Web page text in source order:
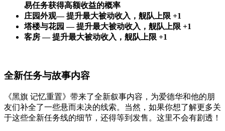
易任务获得高额收益的概率
庄园外观— 提升最大被动收入，舰队上限 +1
塔楼与花园 — 提升最大被动收入，舰队上限 +1
客房 — 提升最大被动收入，舰队上限 +1
全新任务与故事内容
《黑旗 记忆重置》带来了全新叙事内容，为爱德华和他的朋
友们补全了一些悬而未决的线索。当然，如果你想了解更多关
于这些全新任务线的细节，还得等到发售。这里不会有剧透！